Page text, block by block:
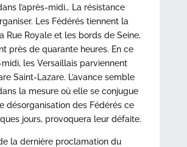
l’après-midi… La résistance
Les Fédérés tiennent la
Rue Royale et les bords de Seine,
près de quarante heures. En ce
les Versaillais parviennent
Saint-Lazare. L’avance semble
la mesure où elle se conjugue
désorganisation des Fédérés ce
jours, provoquera leur défaite.
la dernière proclamation du